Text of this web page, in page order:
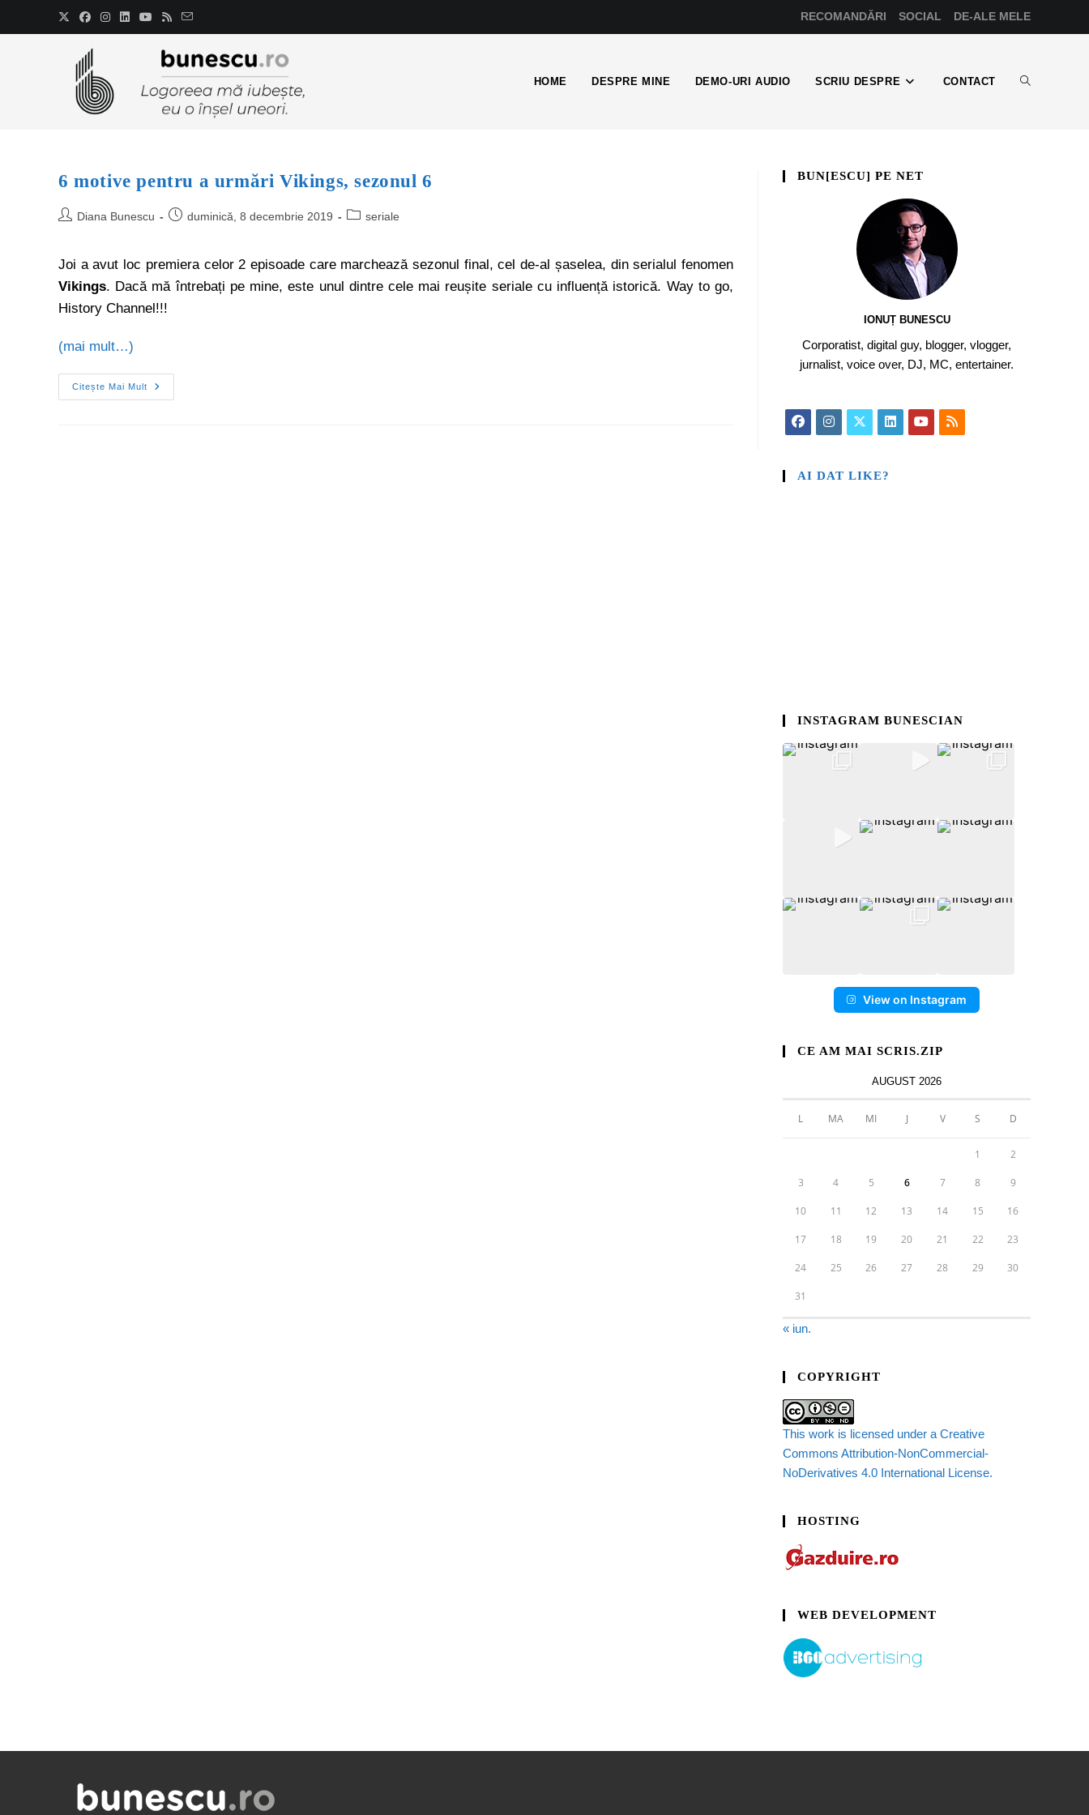
RECOMANDĂRI SOCIAL DE-ALE MELE
HOME DESPRE MINE DEMO-URI AUDIO SCRIU DESPRE CONTACT
6 motive pentru a urmări Vikings, sezonul 6
Diana Bunescu duminică, 8 decembrie 2019 seriale
Joi a avut loc premiera celor 2 episoade care marchează sezonul final, cel de-al șaselea, din serialul fenomen
Vikings. Dacă mă întrebați pe mine, este unul dintre cele mai reușite seriale cu influență istorică. Way to go,
History Channel!!!
(mai mult…)
Citește Mai Mult
BUN[ESCU] PE NET
IONUȚ BUNESCU
Corporatist, digital guy, blogger, vlogger,
jurnalist, voice over, DJ, MC, entertainer.
AI DAT LIKE?
INSTAGRAM BUNESCIAN
View on Instagram
CE AM MAI SCRIS.ZIP
AUGUST 2026
L MA MI J V S D
1 2
3 4 5 6 7 8 9
10 11 12 13 14 15 16
17 18 19 20 21 22 23
24 25 26 27 28 29 30
31
« iun.
COPYRIGHT
This work is licensed under a Creative
Commons Attribution-NonCommercial-
NoDerivatives 4.0 International License.
HOSTING
WEB DEVELOPMENT